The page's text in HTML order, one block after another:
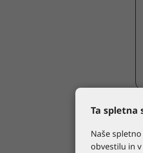
Ta spletna
Naše
obvestilu in